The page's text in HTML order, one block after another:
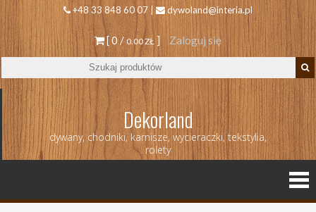
+48 33 848 60 07 | dywoland@interia.pl
[ 0 /0.00 ZŁ ] Zaloguj się
Dekorland
dywany, chodniki, karnisze, wycieraczki, tekstylia,
rolety